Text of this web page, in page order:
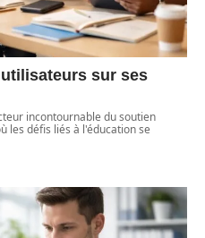
sur ses
incontournable du soutien
les défis liés à l'éducation se